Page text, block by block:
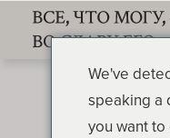
We've
speaking a
you want